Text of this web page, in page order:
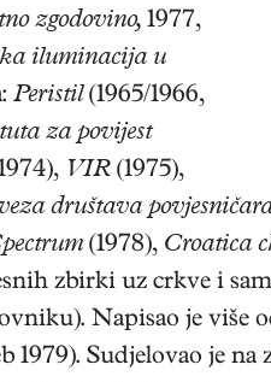
zgodovino, 1977,
iluminacija u
Peristil(1965/1966,
za povijest
VIR (1975),
društava
(1978), Croatica
zbirki uz crkve i
Napisao je više
1979). Sudjelovao je